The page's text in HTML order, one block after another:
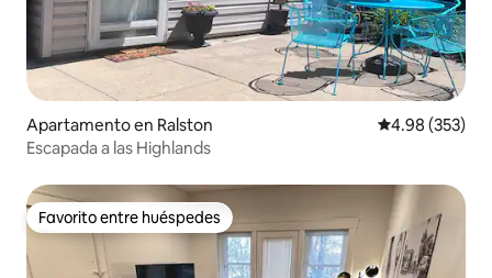
Apartamento en Ralston Calificación
4.98 (353)
Escapada a las Highlands
Favorito entre huéspedes
Favorito entre huéspedes